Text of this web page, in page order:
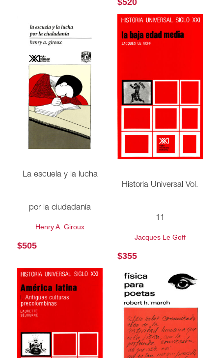
$520
La escuela y la lucha
por la ciudadanía
Henry A. Giroux
$505
Historia Universal Vol.
11
Jacques Le Goff
$355